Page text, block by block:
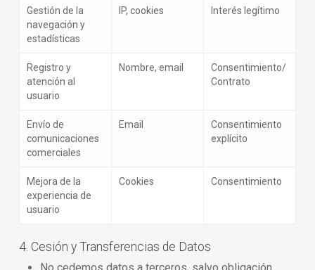
Gestión de la
navegación y
estadísticas
IP, cookies Interés legítimo
Registro y
atención al
usuario
Nombre, email
Consentimiento/
Contrato
Envío de
comunicaciones
comerciales
Email
Consentimiento
explícito
Mejora de la
experiencia de
usuario
Cookies Consentimiento
4. Cesión y Transferencias de Datos